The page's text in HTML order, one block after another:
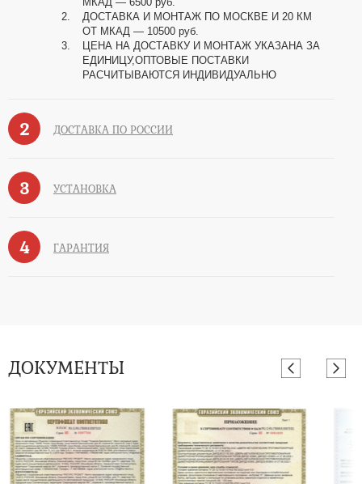
ДОСТАВКА И МОНТАЖ ПО МОСКВЕ И 20 КМ
ОТ МКАД — 10500 руб.
ЦЕНА НА ДОСТАВКУ И МОНТАЖ УКАЗАНА ЗА
ЕДИНИЦУ,ОПТОВЫЕ ПОСТАВКИ
РАСЧИТЫВАЮТСЯ ИНДИВИДУАЛЬНО
2 ДОСТАВКА ПО РОССИИ
3 УСТАНОВКА
4 ГАРАНТИЯ
ДОКУМЕНТЫ